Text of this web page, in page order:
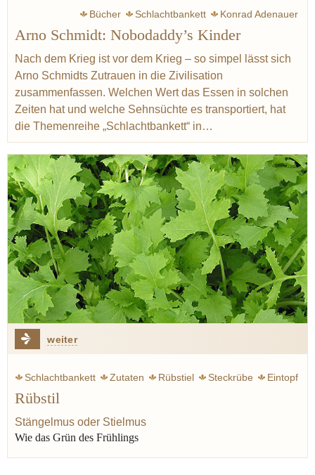
Bücher Schlachtbankett
Konrad Adenauer
Defoe Daniel
Bürgerliche Küche Rum
Kochbuch
Braten Sauerkraut Buch
Appert Nicolas
Arno Schmidt: Nobodaddy’s Kinder
Nach dem Krieg ist vor dem Krieg – so simpel lässt sich
Arno Schmidts Zutrauen in die Zivilisation
zusammenfassen. Welchen Wert das Essen in solchen
Zeiten hat und welche Sehnsüchte es transportiert, hat
die Themenreihe „Schlachtbankett“ in…
weiter
Schlachtbankett Zutaten Rübstiel Steckrübe
Eintopf
Rübstil
Stängelmus oder Stielmus
Wie das Grün des Frühlings